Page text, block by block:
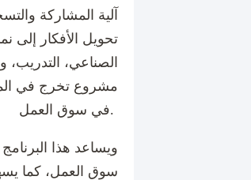
آلية المشاركة
تحويل الأفكار إلى
مشروع تخرج في
في سوق العمل.
ويساعد هذا
سوق العمل، كما